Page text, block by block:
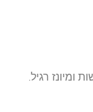
רגיל.